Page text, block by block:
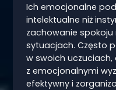
Ich emocjonalne
intelektualne niż
zachowanie
sytuacjach. Często
w swoich
z emocjonalnymi
efektywny i